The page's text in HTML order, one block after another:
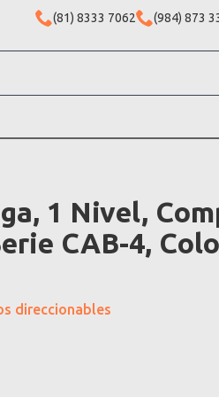
(81) 8333 7062 (984) 873
1 Nivel,
CAB-4,
direccionables